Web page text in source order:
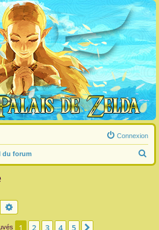
Connexion
du forum
e
Rechercher
1 2 3 4 5